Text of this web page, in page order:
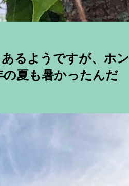
るようですが、ホン
夏も暑かったんだ